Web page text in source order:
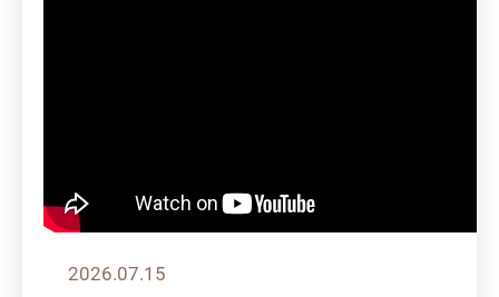
2026.07.15